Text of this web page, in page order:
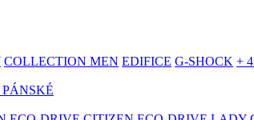
COLLECTION MEN EDIFICE G-SHOCK +